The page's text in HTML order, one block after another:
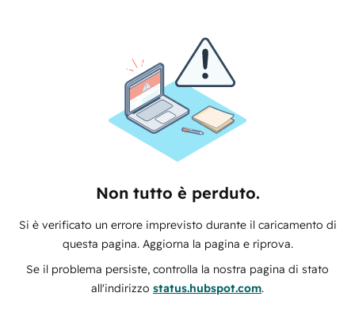
Non tutto è perduto.
Si è verificato un errore imprevisto durante il caricamento di
questa pagina. Aggiorna la pagina e riprova.
Se il problema persiste, controlla la nostra pagina di stato
all'indirizzo status.hubspot.com.